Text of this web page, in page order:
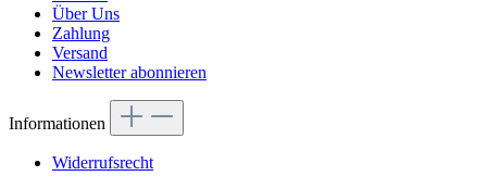
Über Uns
Zahlung
Versand
Newsletter abonnieren
Informationen
Widerrufsrecht